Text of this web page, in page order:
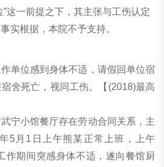
这一前提之下，其主张与工伤认定
实根据，本院不予支持。
位感到身体不适，请假回单位宿
舍死亡，视同工伤。【(2018)最高
小馆餐厅存在劳动合同关系，主
5月1日上午熊某正常上班，上午
作期间突感身体不适，遂向餐馆厨